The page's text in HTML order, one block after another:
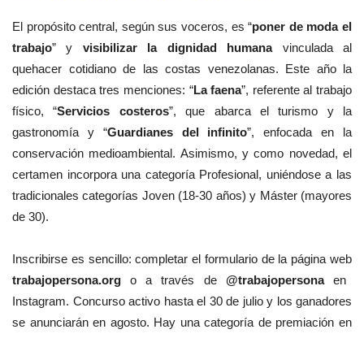
El propósito central, según sus voceros, es “poner de moda el
trabajo” y visibilizar la dignidad humanavinculada al
quehacer cotidiano de las costas venezolanas. Este año la
edición destaca tres menciones: “La faena”, referente al trabajo
físico, “Servicios costeros”, que abarca el turismo y la
gastronomía y “Guardianes del infinito”, enfocada en la
conservación medioambiental. Asimismo, y como novedad, el
certamen incorpora una categoría Profesional, uniéndose a las
tradicionales categorías Joven (18-30 años) y Máster (mayores
de 30).
Inscribirse es sencillo: completar el formulario de la página web
trabajopersona.orgo a través de @trabajopersona en
Instagram. Concurso activo hasta el 30 de julio y los ganadores
se anunciarán en agosto. Hay una categoría de premiación en